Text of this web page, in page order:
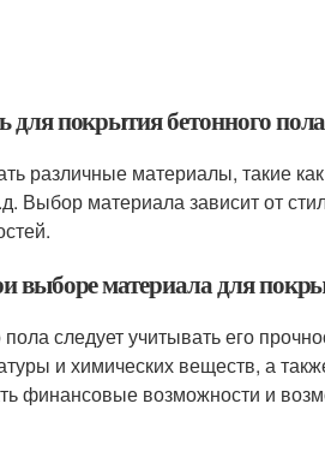
для покрытия бетонного пола
различные материалы, такие как
Выбор материала зависит от
выборе материала для
следует учитывать его
и химических веществ, а
финансовые возможности и